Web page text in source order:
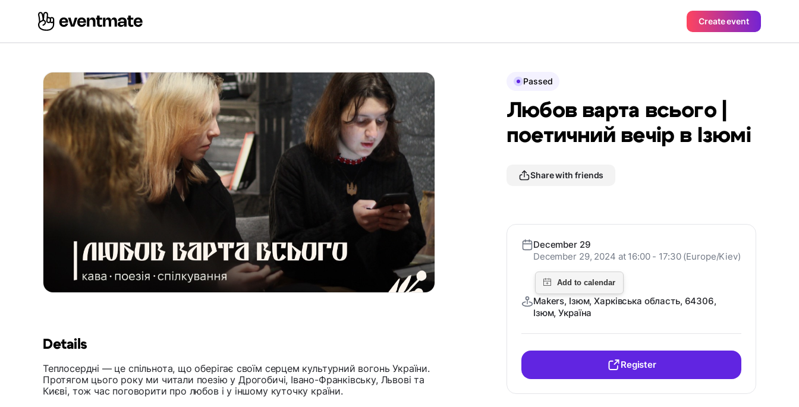
Create event
Details
Теплосердні — це спільнота, що оберігає своїм серцем культурний вогонь України.
Протягом цього року ми читали поезію у Дрогобичі, Івано-Франківську, Львові та
Києві, тож час поговорити про любов і у іншому куточку країни.
Passed
Любов варта всього |
поетичний вечір в Ізюмі
Share with friends
December 29
December 29, 2024 at 16:00 - 17:30 (Europe/Kiev)
Makers, Ізюм, Харківська область, 64306,
Ізюм, Україна
Register